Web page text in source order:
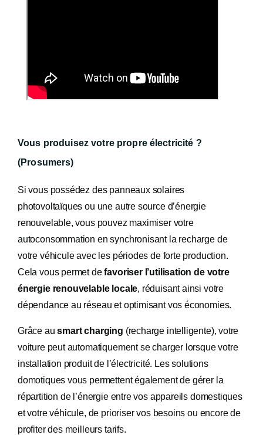
Vous produisez votre propre électricité ?
(Prosumers)
Si vous possédez des panneaux solaires
photovoltaïques ou une autre source d’énergie
renouvelable, vous pouvez maximiser votre
autoconsommation en synchronisant la recharge de
votre véhicule avec les périodes de forte production.
Cela vous permet defavoriser l’utilisation de votre
énergie renouvelable locale, réduisant ainsi votre
dépendance au réseau et optimisant vos économies.
Grâce ausmart charging (recharge intelligente), votre
voiture peut automatiquement se charger lorsque votre
installation produit de l’électricité. Les solutions
domotiques vous permettent également de gérer la
répartition de l’énergie entre vos appareils domestiques
et votre véhicule, de prioriser vos besoins ou encore de
profiter des meilleurs tarifs.